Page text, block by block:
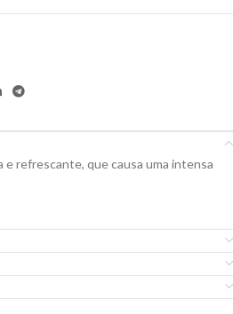
e refrescante, que causa uma intensa